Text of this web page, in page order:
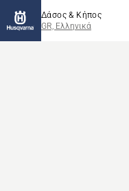
Δάσος & Κήπος
GR, Ελληνικά